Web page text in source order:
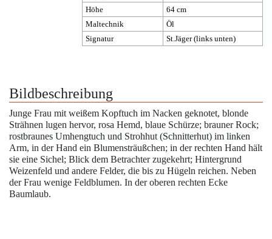
Höhe
64 cm
Maltechnik
Öl
Signatur
St.Jäger (links unten)
Bildbeschreibung
Junge Frau mit weißem Kopftuch im Nacken geknotet, blonde
Strähnen lugen hervor, rosa Hemd, blaue Schürze; brauner Rock;
rostbraunes Umhengtuch und Strohhut (Schnitterhut) im linken
Arm, in der Hand ein Blumensträußchen; in der rechten Hand hält
sie eine Sichel; Blick dem Betrachter zugekehrt; Hintergrund
Weizenfeld und andere Felder, die bis zu Hügeln reichen. Neben
der Frau wenige Feldblumen. In der oberen rechten Ecke
Baumlaub.